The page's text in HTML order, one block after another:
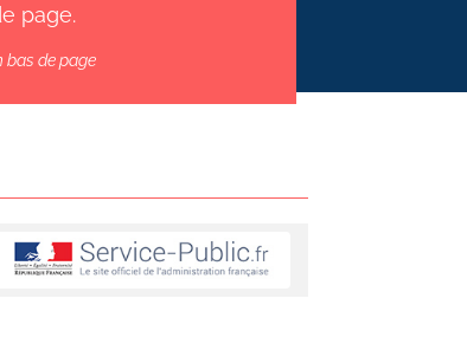
page.
bas de page